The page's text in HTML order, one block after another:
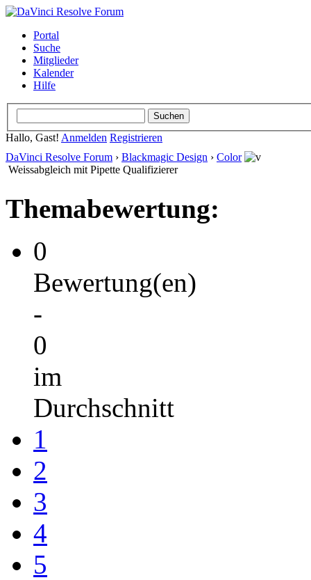
Portal
Suche
Mitglieder
Kalender
Hilfe
Hallo, Gast! Anmelden Registrieren
DaVinci Resolve Forum › Blackmagic Design › Color
Weissabgleich mit Pipette Qualifizierer
Themabewertung:
0
Bewertung(en)
-
0
im
Durchschnitt
1
2
3
4
5